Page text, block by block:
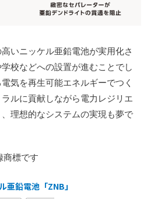
いニッケル亜鉛電池が実用化さ
校などへの設置が進むことでし
気を再生可能エネルギーでつく
ルに貢献しながら電力レジリエ
理想的なシステムの実現も夢で
標です
亜鉛電池「ZNB」